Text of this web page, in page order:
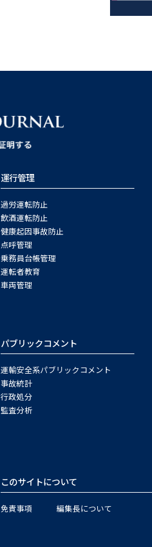
運行管理
過労運転防止
飲酒運転防止
健康起因事故防止
点呼管理
乗務員台帳管理
運転者教育
車両管理
パブリックコメント
運輸安全系パブリックコメント
事故統計
行政処分
監査分析
このサイトについて
免責事項 編集長について